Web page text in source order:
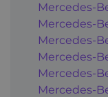
Mercedes-
Mercedes-
Mercedes-
Mercedes-
Mercedes-
Mercedes-